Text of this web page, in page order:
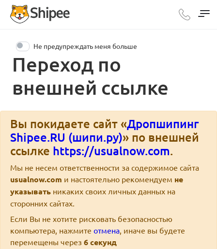
Переход по
внешней ссылке
Не предупреждать меня больше
Вы покидаете сайт «Дропшипинг
Shipee.RU (шипи.ру)» по внешней
ссылке https://usualnow.com.
Мы не несем ответственности за содержимое сайта
usualnow.com и настоятельно рекомендуем не
указывать никаких своих личных данных на
сторонних сайтах.
Если Вы не хотите рисковать безопасностью
компьютера, нажмите отмена, иначе вы будете
перемещены через 6секунд